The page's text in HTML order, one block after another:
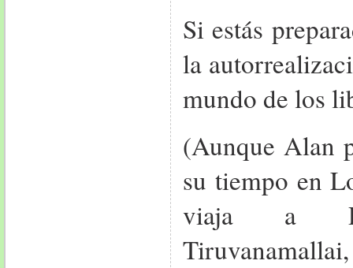
Si estás
la
mundo de los
(Aunque Alan
su tiempo en
viaja a